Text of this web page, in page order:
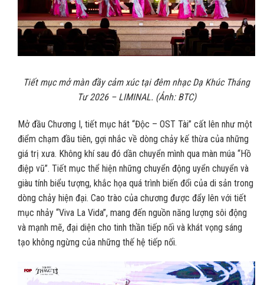
Tiết mục mở màn đầy cảm xúc tại đêm nhạc Dạ Khúc Tháng
Tư 2026 – LIMINAL. (Ảnh: BTC)
Mở đầu Chương I, tiết mục hát “Độc – OST Tài” cất lên như một
điểm chạm đầu tiên, gợi nhắc về dòng chảy kế thừa của những
giá trị xưa. Không khí sau đó dần chuyển mình qua màn múa “Hồ
điệp vũ”. Tiết mục thể hiện những chuyển động uyển chuyển và
giàu tính biểu tượng, khắc họa quá trình biến đổi của di sản trong
dòng chảy hiện đại. Cao trào của chương được đẩy lên với tiết
mục nhảy “Viva La Vida”, mang đến nguồn năng lượng sôi động
và mạnh mẽ, đại diện cho tinh thần tiếp nối và khát vọng sáng
tạo không ngừng của những thế hệ tiếp nối.